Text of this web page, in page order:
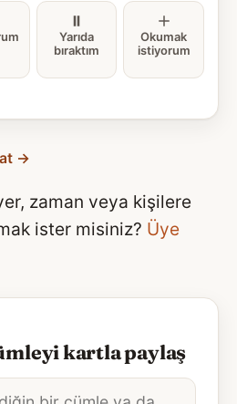
Yarıda
bıraktım
Okumak
istiyorum
→
zaman veya kişilere
ister misiniz? Üye
kartla paylaş